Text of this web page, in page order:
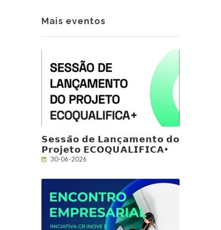
Mais eventos
𝗦𝗲𝘀𝘀𝗮̃𝗼 𝗱𝗲 𝗟𝗮𝗻𝗰̧𝗮𝗺𝗲𝗻𝘁𝗼 𝗱𝗼
𝗣𝗿𝗼𝗷𝗲𝘁𝗼 𝗘𝗖𝗢𝗤𝗨𝗔𝗟𝗜𝗙𝗜𝗖𝗔+
30-06-2026